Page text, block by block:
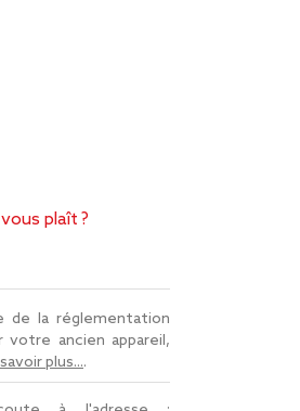
plaît ?
de la réglementation
votre ancien appareil,
plus....